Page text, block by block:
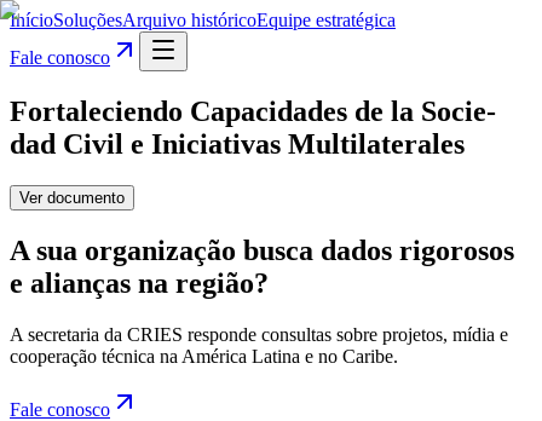
InícioSoluçõesArquivo históricoEquipe estratégica
Fale conosco
Fortaleciendo Capacidades de la Socie-
dad Civil e Iniciativas Multilaterales
Ver documento
A sua organização busca dados rigorosos
e alianças na região?
A secretaria da CRIES responde consultas sobre projetos, mídia e
cooperação técnica na América Latina e no Caribe.
Fale conosco